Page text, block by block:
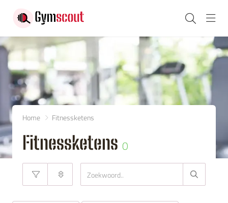
Home Fitnessketens
Fitnessketens 0